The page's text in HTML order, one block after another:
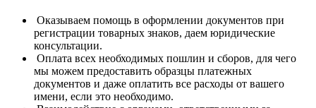
Оказываем помощь в оформлении документов при
регистрации товарных знаков, даем юридические
консультации.
Оплата всех необходимых пошлин и сборов, для чего
мы можем предоставить образцы платежных
документов и даже оплатить все расходы от вашего
имени, если это необходимо.